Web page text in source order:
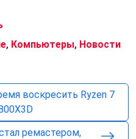
, Компьютеры, Новости
воскресить Ryzen 7
ремастером,